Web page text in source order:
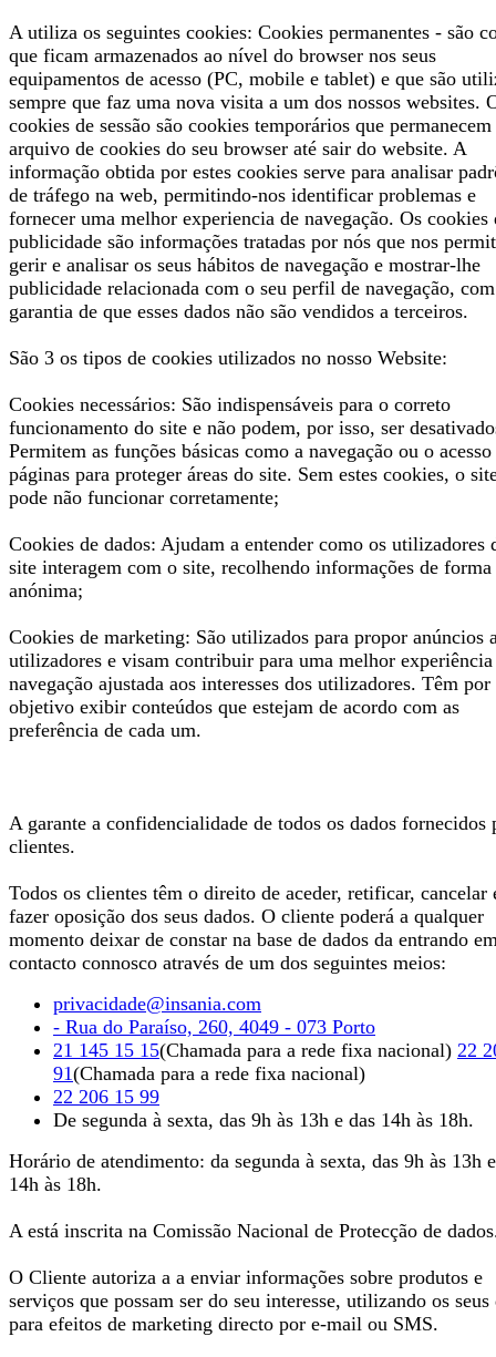
A utiliza os seguintes cookies: Cookies permanentes - são
que ficam armazenados ao nível do browser nos seus
equipamentos de acesso (PC, mobile e tablet) e que são
sempre que faz uma nova visita a um dos nossos websites.
cookies de sessão são cookies temporários que
arquivo de cookies do seu browser até sair do website. A
informação obtida por estes cookies serve para analisar
de tráfego na web, permitindo-nos identificar problemas e
fornecer uma melhor experiencia de navegação. Os cookies
publicidade são informações tratadas por nós que nos
gerir e analisar os seus hábitos de navegação e mostrar-lhe
publicidade relacionada com o seu perfil de navegação,
garantia de que esses dados não são vendidos a terceiros.
São 3 os tipos de cookies utilizados no nosso Website:
Cookies necessários: São indispensáveis para o correto
funcionamento do site e não podem, por isso, ser
Permitem as funções básicas como a navegação ou o acesso
páginas para proteger áreas do site. Sem estes cookies, o
pode não funcionar corretamente;
Cookies de dados: Ajudam a entender como os utilizadores
site interagem com o site, recolhendo informações de forma
anónima;
Cookies de marketing: São utilizados para propor anúncios
utilizadores e visam contribuir para uma melhor experiência
navegação ajustada aos interesses dos utilizadores. Têm por
objetivo exibir conteúdos que estejam de acordo com as
preferência de cada um.
A garante a confidencialidade de todos os dados fornecidos
clientes.
Todos os clientes têm o direito de aceder, retificar, cancelar
fazer oposição dos seus dados. O cliente poderá a qualquer
momento deixar de constar na base de dados da entrando
contacto connosco através de um dos seguintes meios:
privacidade@insania.com
- Rua do Paraíso, 260, 4049 - 073 Porto
21 145 15 15(Chamada para a rede fixa nacional) 22
91(Chamada para a rede fixa nacional)
22 206 15 99
De segunda à sexta, das 9h às 13h e das 14h às 18h.
Horário de atendimento: da segunda à sexta, das 9h às 13h
14h às 18h.
A está inscrita na Comissão Nacional de Protecção de
O Cliente autoriza a a enviar informações sobre produtos e
serviços que possam ser do seu interesse, utilizando os seus
para efeitos de marketing directo por e-mail ou SMS.